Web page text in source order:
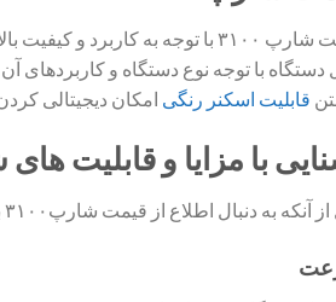
قیمت شارپ ۳۱۰۰ با توجه به
دستگاه با توجه نوع دستگاه و کاربردهای
قابلیت اسکنر رنگی امکان دیجیتالی
با مزایا و قابلیت های
به دنبال اطلاع از قیمت شارپ۳۱۰۰ باشید بهتر است با ویژگی ها و قابلیت های مختلف آن شوید.